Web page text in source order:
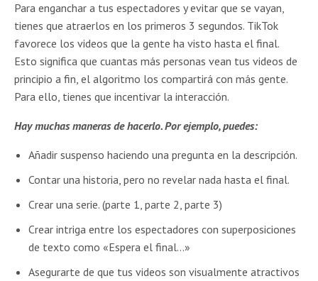
Para enganchar a tus espectadores y evitar que se vayan,
tienes que atraerlos en los primeros 3 segundos. TikTok
favorece los videos que la gente ha visto hasta el final.
Esto significa que cuantas más personas vean tus videos de
principio a fin, el algoritmo los compartirá con más gente.
Para ello, tienes que incentivar la interacción.
Hay muchas maneras de hacerlo. Por ejemplo, puedes:
Añadir suspenso haciendo una pregunta en la descripción.
Contar una historia, pero no revelar nada hasta el final.
Crear una serie. (parte 1, parte 2, parte 3)
Crear intriga entre los espectadores con superposiciones
de texto como «Espera el final…»
Asegurarte de que tus videos son visualmente atractivos